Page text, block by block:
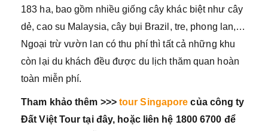
183 ha, bao gồm nhiều giống cây khác biệt như cây
dẻ, cao su Malaysia, cây bụi Brazil, tre, phong lan,…
Ngoại trừ vườn lan có thu phí thì tất cả những khu
còn lại du khách đều được du lịch thăm quan hoàn
toàn miễn phí.
Tham khảo thêm >>> tour Singapore của công ty
Đất Việt Tour tại đây, hoặc liên hệ 1800 6700 để